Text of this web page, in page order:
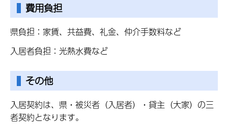
費用負担
県負担：家賃、共益費、礼金、仲介手数料など
入居者負担：光熱水費など
その他
入居契約は、県・被災者（入居者）・貸主（大家）の三
者契約となります。